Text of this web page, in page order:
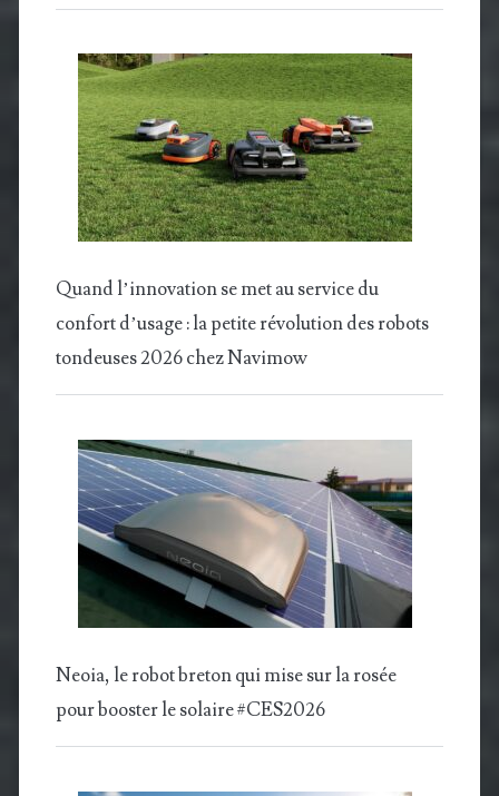
Quand l’innovation se met au service du
confort d’usage : la petite révolution des robots
tondeuses 2026 chez Navimow
Neoia, le robot breton qui mise sur la rosée
pour booster le solaire #CES2026